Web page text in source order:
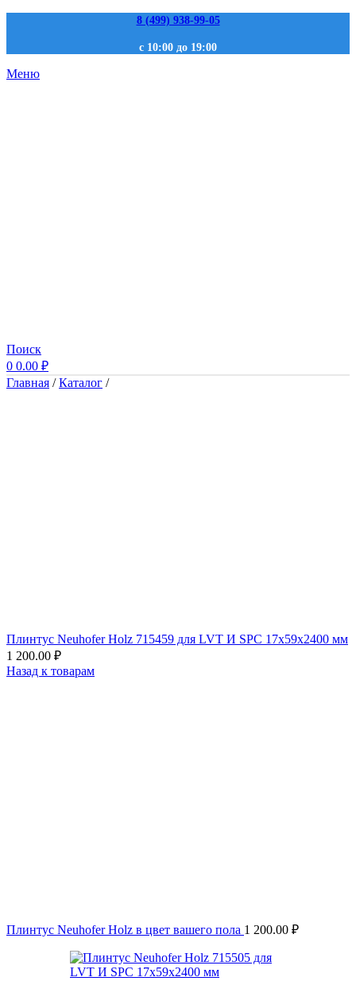
8 (499) 938-99-05
с 10:00 до 19:00
Меню
Поиск
0 0.00 ₽
Главная /Каталог /
Плинтус Neuhofer Holz 715459 для LVT И SPC 17x59x2400 мм
1 200.00 ₽
Назад к товарам
Плинтус Neuhofer Holz в цвет вашего пола 1 200.00 ₽